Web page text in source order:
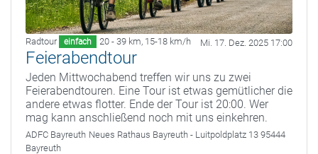
Radtour einfach 20 - 39 km, 15-18 km/h Mi. 17. Dez. 2025 17:00
Feierabendtour
Jeden Mittwochabend treffen wir uns zu zwei
Feierabendtouren. Eine Tour ist etwas gemütlicher die
andere etwas flotter. Ende der Tour ist 20:00. Wer
mag kann anschließend noch mit uns einkehren.
ADFC Bayreuth Neues Rathaus Bayreuth - Luitpoldplatz 13 95444
Bayreuth